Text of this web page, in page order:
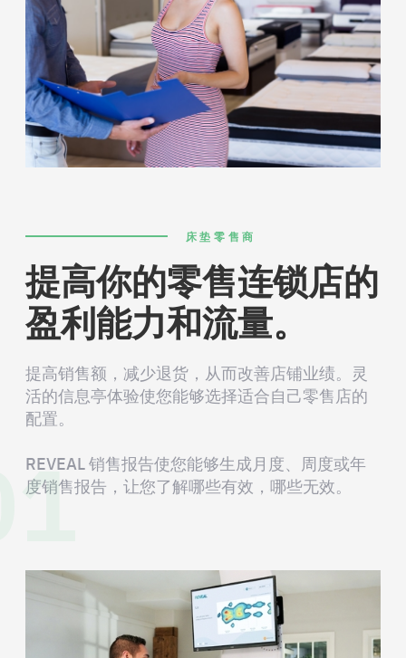
床垫零售商
提高你的零售连锁店的
盈利能力和流量。
提高销售额，减少退货，从而改善店铺业绩。灵
活的信息亭体验使您能够选择适合自己零售店的
配置。
REVEAL 销售报告使您能够生成月度、周度或年
度销售报告，让您了解哪些有效，哪些无效。